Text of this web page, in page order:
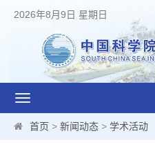
2026年8月9日 星期日
Toggle
navigation
首页 > 新闻动态 > 学术活动